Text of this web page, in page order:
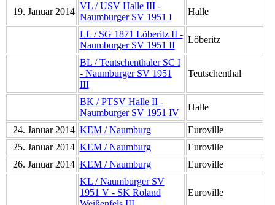
19. Januar 2014
VL / USV Halle III -
Naumburger SV 1951 I
Halle
LL / SG 1871 Löberitz II -
Naumburger SV 1951 II
Löberitz
BL / Teutschenthaler SC I
- Naumburger SV 1951
III
Teutschenthal
BK / PTSV Halle II -
Naumburger SV 1951 IV
Halle
24. Januar 2014 KEM / Naumburg
Euroville
25. Januar 2014 KEM / Naumburg
Euroville
26. Januar 2014 KEM / Naumburg
Euroville
KL / Naumburger SV
1951 V - SK Roland
Euroville